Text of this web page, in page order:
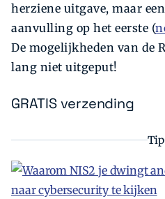
herziene uitgave, maar
aanvulling op het eerste (
De mogelijkheden van de
lang niet uitgeput!
GRATIS verzending
Tip